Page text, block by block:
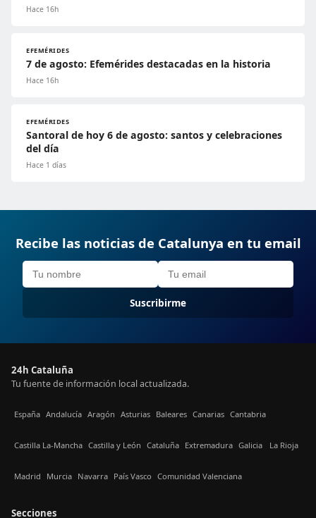
Hace 16h
EFEMÉRIDES
7 de agosto: Efemérides destacadas en la historia
Hace 16h
EFEMÉRIDES
Santoral de hoy 6 de agosto: santos y celebraciones
del día
Hace 1 días
Recibe las noticias de Catalunya en tu email
Suscribirme
24h Cataluña
Tu fuente de información local actualizada.
España Andalucía Aragón Asturias Baleares Canarias Cantabria
Castilla La-Mancha Castilla y León Cataluña Extremadura Galicia La Rioja
Madrid Murcia Navarra País Vasco Comunidad Valenciana
Secciones